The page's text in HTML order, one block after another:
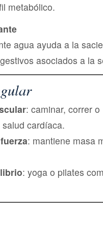
metabólico.
agua ayuda a la
asociados a la
: caminar, correr
cardíaca.
: mantiene masa
: yoga o pilates